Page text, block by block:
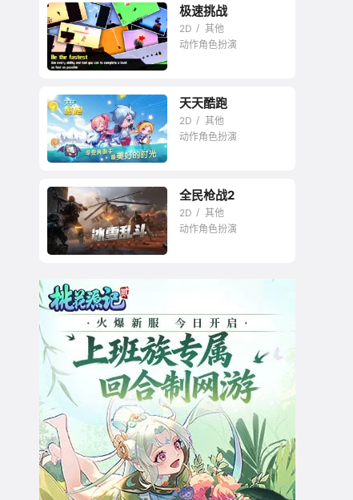
网游
极速挑战
2D
其他
动作角色扮演
天天酷跑
2D
其他
动作角色扮演
全民枪战2
2D
其他
动作角色扮演